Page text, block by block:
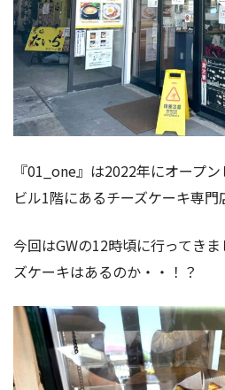
『01_one』は2022年にオープ
ビル1階にあるチーズケーキ専門
今回はGWの12時頃に行ってき
ズケーキはあるのか・・！？